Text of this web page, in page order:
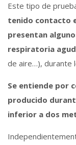
Este tipo de
tenido contacto
presentan
respiratoria
de aire…), durante
Se entiende por
producido
inferior a dos